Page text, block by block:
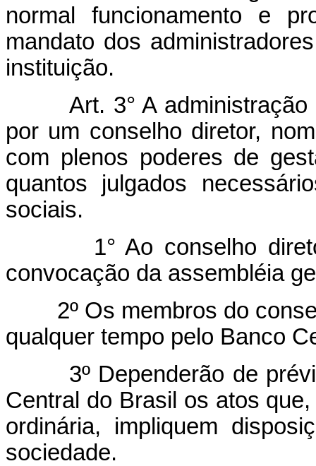
normal funcionamento e
mandato dos
instituição.
Art. 3° A
por um conselho diretor,
com plenos poderes de
quantos julgados
sociais.
1° Ao conselho diretor
convocação da assembléia
2º Os membros do
qualquer tempo pelo Banco
3º Dependerão de prévia
Central do Brasil os atos
ordinária, impliquem
sociedade.